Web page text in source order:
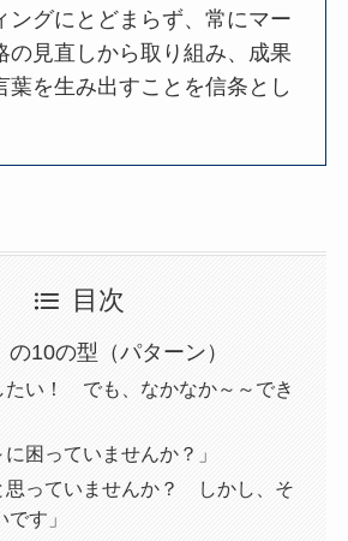
ングにとどまらず、常にマー
の見直しから取り組み、成果
葉を生み出すことを信条とし
目次
の10の型（パターン）
たい！ でも、なかなか～～でき
困っていませんか？」
思っていませんか？ しかし、そ
す」